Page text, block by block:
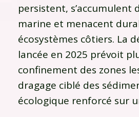
persistent, s’accumulent
marine et menacent
écosystèmes côtiers. La
lancée en 2025 prévoit
confinement des zones
dragage ciblé des
écologique renforcé sur